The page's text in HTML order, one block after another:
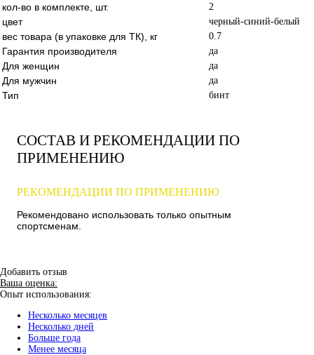
кол-во в комплекте, шт. 2
цвет черный-синий-белый
вес товара (в упаковке для ТК), кг 0.7
Гарантия производителя да
Для женщин да
Для мужчин да
Тип бинт
СОСТАВ И РЕКОМЕНДАЦИИ ПО
ПРИМЕНЕНИЮ
РЕКОМЕНДАЦИИ ПО ПРИМЕНЕНИЮ
Рекомендовано использовать только опытным
спортсменам.
Добавить отзыв
Ваша оценка:
Опыт использования:
Несколько месяцев
Несколько дней
Больше года
Менее месяца